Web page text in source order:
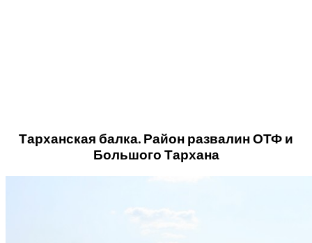
Тарханская балка. Район развалин ОТФ и
Большого Тархана